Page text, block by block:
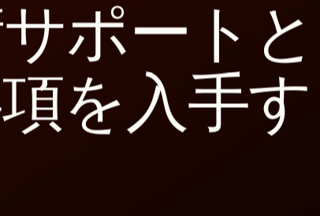
ポートと
を入手す